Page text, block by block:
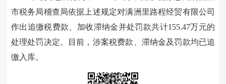
市税务局稽查局依据上述规定对满洲里路程经贸有限公司
作出追缴税费款、加收滞纳金并处罚款共计155.47万元的
处理处罚决定。目前，涉案税费款、滞纳金及罚款均已追
缴入库。